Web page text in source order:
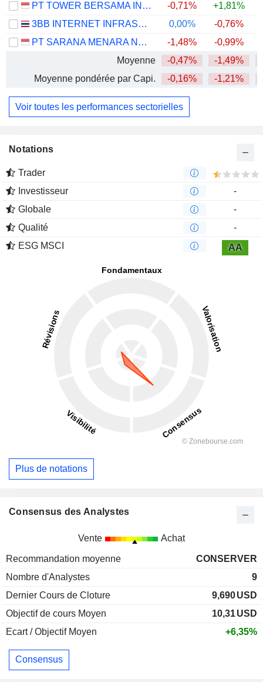
PT TOWER BERSAMA INFRASTRUCTURE TBK -0,71% +1,81%
3BB INTERNET INFRASTRUCTURE FUND
0,00% -0,76%
PT SARANA MENARA NUSANTARA TBK.
-1,48% -0,99%
Moyenne
-0,47% -1,49%
Moyenne pondérée par Capi.
-0,16% -1,21%
Voir toutes les performances sectorielles
Notations
Trader
Investisseur
-
Globale
-
Qualité
-
ESG MSCI
AA
Plus de notations
Consensus des Analystes
Vente Achat
Recommandation moyenne
CONSERVER
Nombre d'Analystes
9
Dernier Cours de Cloture
9,690USD
Objectif de cours Moyen
10,31USD
Ecart / Objectif Moyen
+6,35%
Consensus